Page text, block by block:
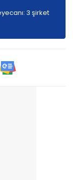
3 şirket